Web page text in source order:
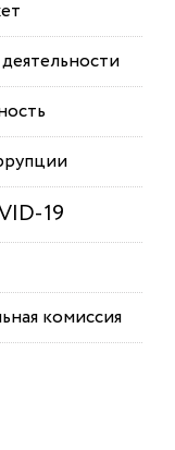
19
комиссия